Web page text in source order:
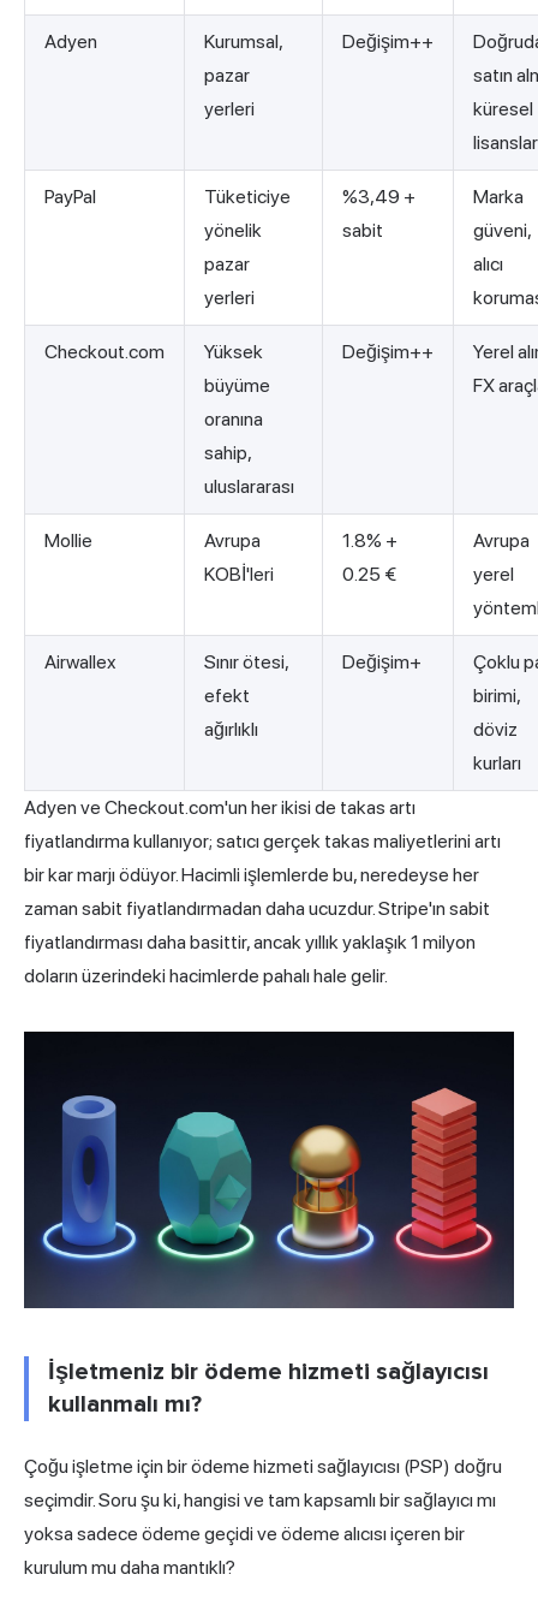
Adyen
Kurumsal,
pazar
yerleri
Değişim++
satın
küresel
lisanslar
PayPal
Tüketiciye
yönelik
pazar
yerleri
%3,49 +
sabit
Marka
güveni,
alıcı
Checkout.com
Yüksek
büyüme
oranına
sahip,
uluslararası
Değişim++
Yerel
FX
Mollie
Avrupa
KOBİ'leri
1.8% +
0.25 €
Avrupa
yerel
Airwallex
Sınır ötesi,
efekt
ağırlıklı
Değişim+
Çoklu
birimi,
döviz
kurları
Adyen ve Checkout.com'un her ikisi de takas artı
fiyatlandırma kullanıyor; satıcı gerçek takas maliyetlerini artı
bir kar marjı ödüyor. Hacimli işlemlerde bu, neredeyse her
zaman sabit fiyatlandırmadan daha ucuzdur. Stripe'ın sabit
fiyatlandırması daha basittir, ancak yıllık yaklaşık 1 milyon
doların üzerindeki hacimlerde pahalı hale gelir.
İşletmeniz bir ödeme hizmeti sağlayıcısı
kullanmalı mı?
Çoğu işletme için bir ödeme hizmeti sağlayıcısı (PSP) doğru
seçimdir. Soru şu ki, hangisi ve tam kapsamlı bir sağlayıcı mı
yoksa sadece ödeme geçidi ve ödeme alıcısı içeren bir
kurulum mu daha mantıklı?